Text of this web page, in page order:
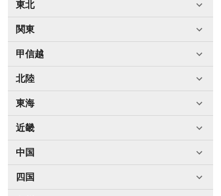
東北
関東
甲信越
北陸
東海
近畿
中国
四国